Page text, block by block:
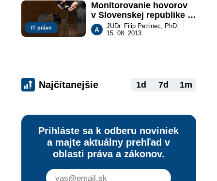
IT právo
Monitorovanie hovorov
v Slovenskej republike -
Data retention
JUDr. Filip Petrinec, PhD.
15. 08. 2013
Najčítanejšie 1d 7d 1m
Prihláste sa k odberu noviniek
a majte aktuálny prehľad v
oblasti práva a zákonov.